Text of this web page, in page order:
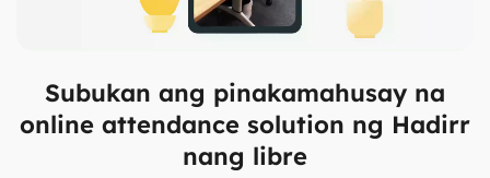
Subukan ang pinakamahusay na
online attendance solution ng Hadirr
nang libre